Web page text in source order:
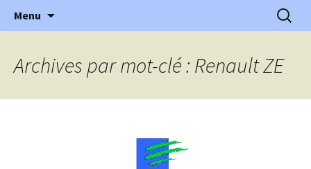
l'Automobile Ancienne
l'automobile ancienne : articles, historiques
…
Menu
Archives par mot-clé : Renault ZE